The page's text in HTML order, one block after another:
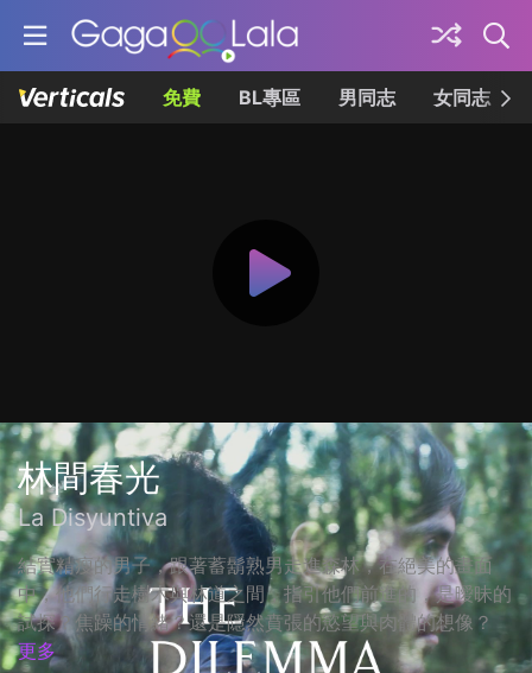
免費 BL專區 男同志 女同志
林間春光
La Disyuntiva
結實精瘦的男子，跟著蓄鬍熟男走進森林，在絕美的畫面
中，他們行走樹木與林道之間，指引他們前進的，是曖昧的
試探？焦躁的情緒？還是隱然賁張的慾望與肉體的想像？
更多